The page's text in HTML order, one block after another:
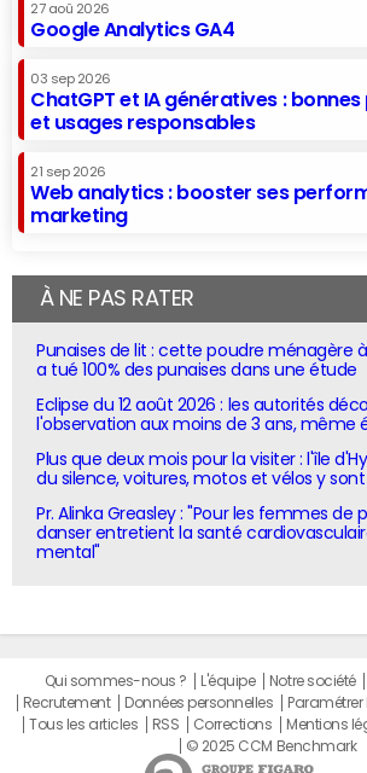
27 aoû 2026
Google Analytics GA4
03 sep 2026
ChatGPT et IA génératives :
et usages responsables
21 sep 2026
Web analytics : booster ses
marketing
À NE PAS RATER
Punaises de lit : cette poudre ménagère
a tué 100% des punaises dans une étude
Eclipse du 12 août 2026 : les autorités
l'observation aux moins de 3 ans, même
Plus que deux mois pour la visiter : l'île
du silence, voitures, motos et vélos y
Pr. Alinka Greasley : "Pour les femmes de
danser entretient la santé
mental"
Qui sommes-nous ? L'équipe Notre société
Recrutement
Données personnelles Paramétrer
Tous les articles
RSS Corrections Mentions
© 2025 CCM Benchmark